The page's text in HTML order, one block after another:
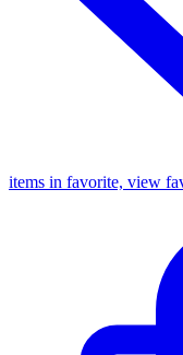
items in favorite, view